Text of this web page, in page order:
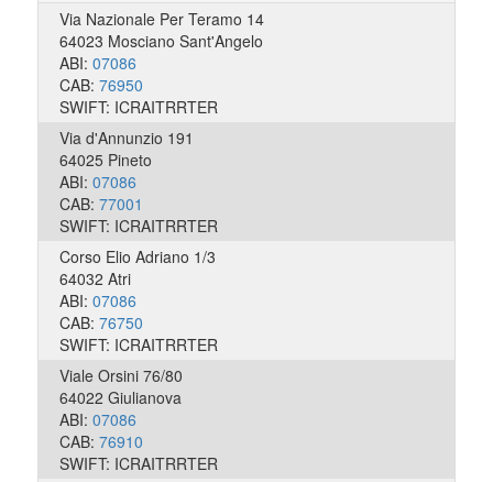
Via Nazionale Per Teramo 14
64023 Mosciano Sant'Angelo
ABI: 07086
CAB: 76950
SWIFT: ICRAITRRTER
Via d'Annunzio 191
64025 Pineto
ABI: 07086
CAB: 77001
SWIFT: ICRAITRRTER
Corso Elio Adriano 1/3
64032 Atri
ABI: 07086
CAB: 76750
SWIFT: ICRAITRRTER
Viale Orsini 76/80
64022 Giulianova
ABI: 07086
CAB: 76910
SWIFT: ICRAITRRTER